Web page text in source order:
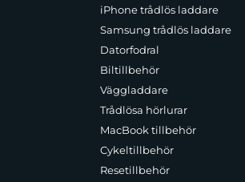
iPhone trådlös laddare
Samsung trådlös laddare
Datorfodral
Biltillbehör
Väggladdare
Trådlösa hörlurar
MacBook tillbehör
Cykeltillbehör
Resetillbehör